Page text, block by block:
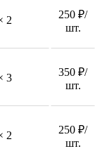
2
250 ₽/
шт.
3
350 ₽/
шт.
2
250 ₽/
шт.